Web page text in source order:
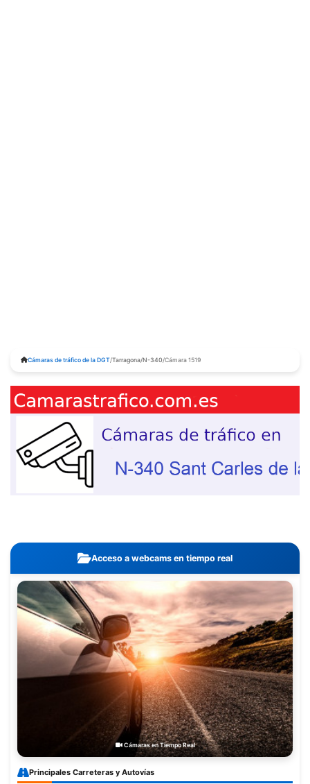
Cámaras de tráfico de la DGT/Tarragona/N-340/Cámara 1519
Acceso a webcams en tiempo real
Cámaras en Tiempo Real
Principales Carreteras y Autovías